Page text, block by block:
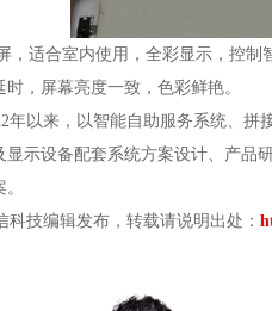
适合室内使用，全彩显示，控制
，屏幕亮度一致，色彩鲜艳。
以来，以智能自助服务系统、拼
显示设备配套系统方案设计、产品
技编辑发布，转载请说明出处：